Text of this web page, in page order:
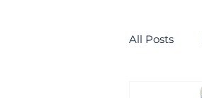
All Posts